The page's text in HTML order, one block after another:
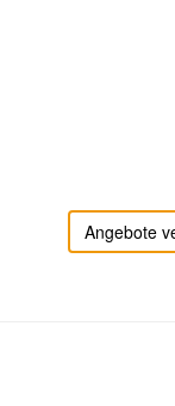
Angebote